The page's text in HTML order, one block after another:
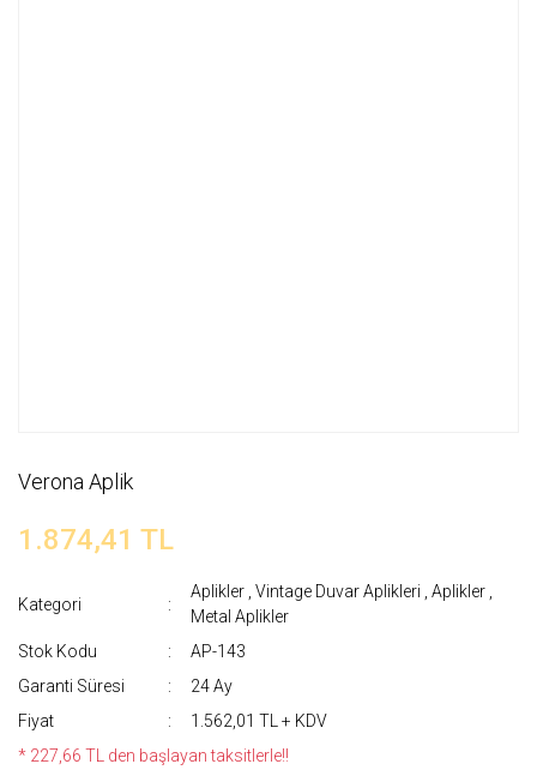
Verona Aplik
1.874,41 TL
Kategori
Aplikler ,Vintage Duvar Aplikleri ,Aplikler
Metal Aplikler
Stok Kodu
AP-143
Garanti Süresi
24 Ay
Fiyat
1.562,01 TL + KDV
* 227,66 TL den başlayan taksitlerle!!